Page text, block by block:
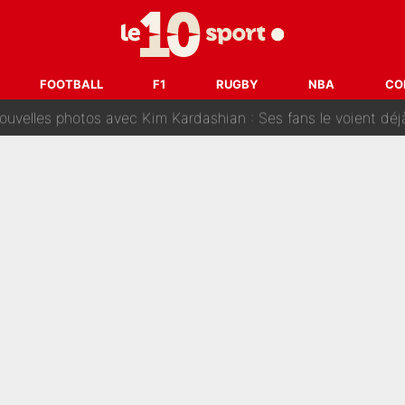
FOOTBALL F1 RUGBY NBA
à un gros coup à jouer en équipe de France :
: Déterminé, le double champion d'Europe en titre est prêt à lâcher 40M€
photos avec Kim Kardashian : Ses fans le voient déjà redevenir